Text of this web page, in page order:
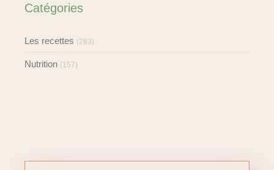
Catégories
Les recettes (283)
Nutrition (157)